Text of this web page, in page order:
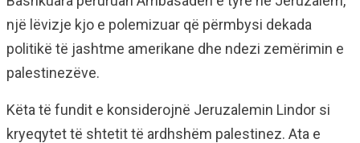
një lëvizje kjo e polemizuar që përmbysi dekada
politikë të jashtme amerikane dhe ndezi zemërimin e
palestinezëve.
Këta të fundit e konsiderojnë Jeruzalemin Lindor si
kryeqytet të shtetit të ardhshëm palestinez. Ata e